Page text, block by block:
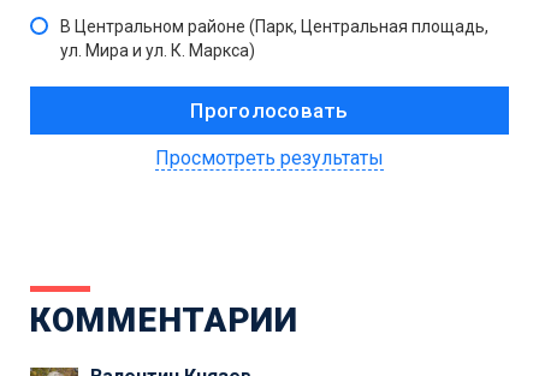
В Центральном районе (Парк, Центральная площадь,
ул. Мира и ул. К. Маркса)
Просмотреть результаты
КОММЕНТАРИИ